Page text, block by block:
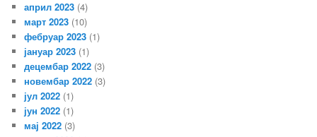
април 2023 (4)
март 2023 (10)
фебруар 2023 (1)
јануар 2023 (1)
децембар 2022 (3)
новембар 2022 (3)
јул 2022 (1)
јун 2022 (1)
мај 2022 (3)